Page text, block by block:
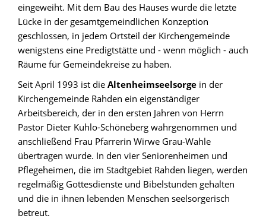
eingeweiht. Mit dem Bau des Hauses wurde die letzte
Lücke in der gesamtgemeindlichen Konzeption
geschlossen, in jedem Ortsteil der Kirchengemeinde
wenigstens eine Predigtstätte und - wenn möglich - auch
Räume für Gemeindekreise zu haben.
Seit April 1993 ist die Altenheimseelsorge in der
Kirchengemeinde Rahden ein eigenständiger
Arbeitsbereich, der in den ersten Jahren von Herrn
Pastor Dieter Kuhlo-Schöneberg wahrgenommen und
anschließend Frau Pfarrerin Wirwe Grau-Wahle
übertragen wurde. In den vier Seniorenheimen und
Pflegeheimen, die im Stadtgebiet Rahden liegen, werden
regelmäßig Gottesdienste und Bibelstunden gehalten
und die in ihnen lebenden Menschen seelsorgerisch
betreut.